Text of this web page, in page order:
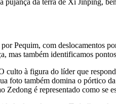
Pequim, com deslocamentos
mas também identificamos
culto à figura do líder que
foto também domina o pórtico
é representado como se